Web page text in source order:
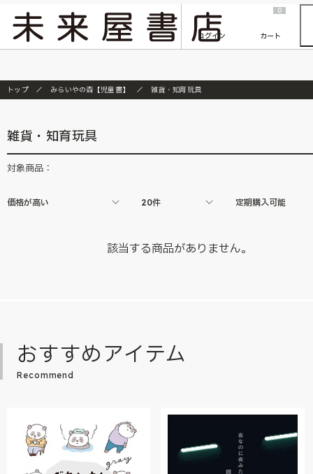
『ONE PIECE magazine 021 ONE PIECEカード付き同梱版』発売延期のご案内
ログイン
0
カート
トップ みらいやの森【児童書】 雑貨・知育玩具
雑貨・知育玩具
対象商品：
価格が高い 20件 定期購入可能
該当する商品がありません。
おすすめアイテム
Recommend